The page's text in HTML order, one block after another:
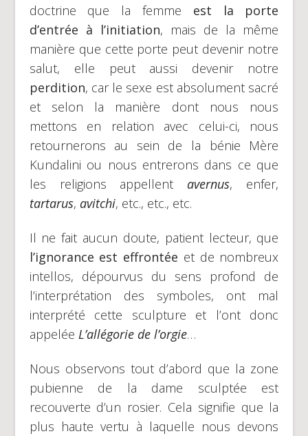
doctrine que la femme est la porte
d’entrée à l’initiation, mais de la même
manière que cette porte peut devenir notre
salut, elle peut aussi devenir notre
perdition, car le sexe est absolument sacré
et selon la manière dont nous nous
mettons en relation avec celui-ci, nous
retournerons au sein de la bénie Mère
Kundalini ou nous entrerons dans ce que
les religions appellent avernus, enfer,
tartarus, avitchi, etc., etc., etc.
Il ne fait aucun doute, patient lecteur, que
l’ignorance est effrontée et de nombreux
intellos, dépourvus du sens profond de
l’interprétation des symboles, ont mal
interprété cette sculpture et l’ont donc
appelée L’allégorie de l’orgie…
Nous observons tout d’abord que la zone
pubienne de la dame sculptée est
recouverte d’un rosier. Cela signifie que la
plus haute vertu à laquelle nous devons